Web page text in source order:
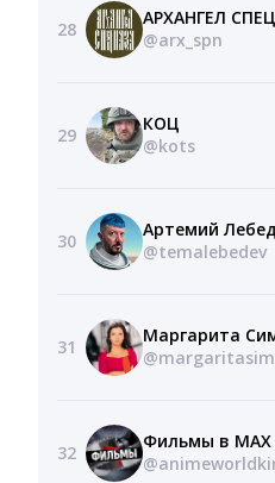
28
АРХАНГЕЛ
@arx_spn
29
КОЦ
@kots
30
Артемий
@temalebedev
31
Маргарита
32
Фильмы в MAX